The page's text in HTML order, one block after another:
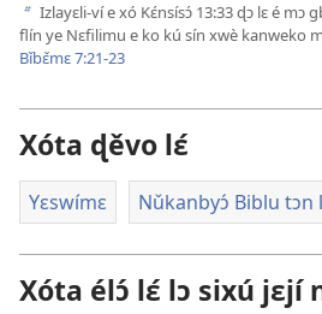
b Izlayɛli-ví e xó Kɛ́nsísɔ́ 13:33ɖɔ lɛ é mɔ
flín ye Nɛfilimu e ko kú sín xwè kanweko
Bǐbɛ̌mɛ 7:21-23
Xóta ɖěvo lɛ́
Yɛswímɛ Nǔkanbyɔ́ Biblu tɔn
Xóta élɔ́ lɛ́ lɔ sixú jɛjí